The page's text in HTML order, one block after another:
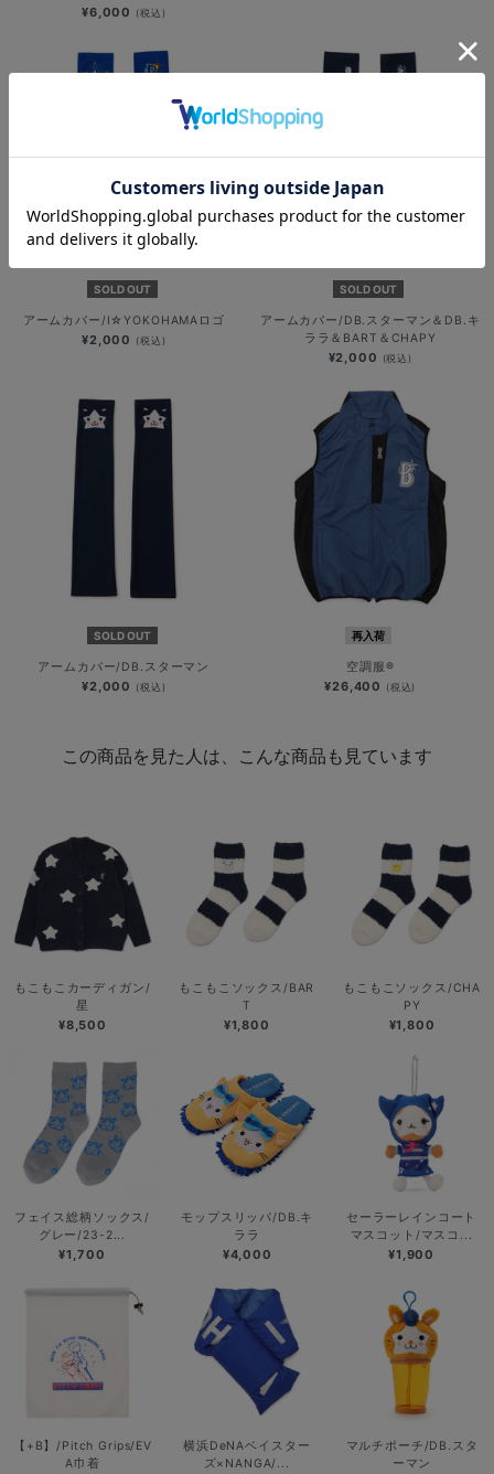
¥6,000 (税込)
SOLD OUT
アームカバー/I☆YOKOHAMAロゴ
¥2,000 (税込)
SOLD OUT
アームカバー/DB.スターマン＆DB.キ
ララ＆BART＆CHAPY
¥2,000 (税込)
SOLD OUT
アームカバー/DB.スターマン
¥2,000 (税込)
再入荷
空調服®
¥26,400 (税込)
この商品を見た人は、こんな商品も見ています
もこもこカーディガン/
星
¥8,500
もこもこソックス/BAR
T
¥1,800
もこもこソックス/CHA
PY
¥1,800
フェイス総柄ソックス/
グレー/23-2...
¥1,700
モップスリッパ/DB.キ
ララ
¥4,000
セーラーレインコート
マスコット/マスコ...
¥1,900
【+B】/Pitch Grips/EV
A巾着
横浜DeNAベイスター
ズ×NANGA/...
マルチポーチ/DB.スタ
ーマン